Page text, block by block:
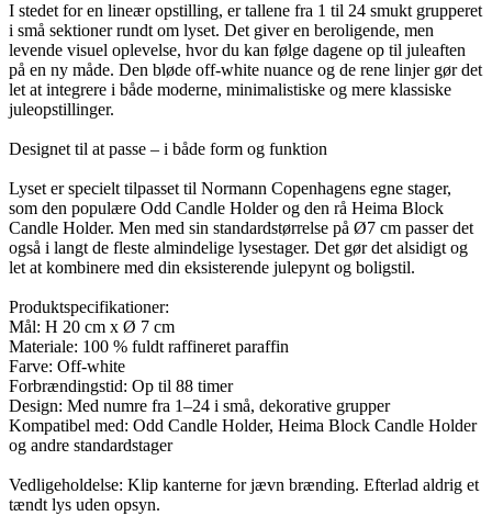
I stedet for en lineær opstilling, er tallene fra 1 til 24 smukt grupperet
i små sektioner rundt om lyset. Det giver en beroligende, men
levende visuel oplevelse, hvor du kan følge dagene op til juleaften
på en ny måde. Den bløde off-white nuance og de rene linjer gør det
let at integrere i både moderne, minimalistiske og mere klassiske
juleopstillinger.
Designet til at passe – i både form og funktion
Lyset er specielt tilpasset til Normann Copenhagens egne stager,
som den populære Odd Candle Holder og den rå Heima Block
Candle Holder. Men med sin standardstørrelse på Ø7 cm passer det
også i langt de fleste almindelige lysestager. Det gør det alsidigt og
let at kombinere med din eksisterende julepynt og boligstil.
Produktspecifikationer:
Mål: H 20 cm x Ø 7 cm
Materiale: 100 % fuldt raffineret paraffin
Farve: Off-white
Forbrændingstid: Op til 88 timer
Design: Med numre fra 1–24 i små, dekorative grupper
Kompatibel med: Odd Candle Holder, Heima Block Candle Holder
og andre standardstager
Vedligeholdelse: Klip kanterne for jævn brænding. Efterlad aldrig et
tændt lys uden opsyn.